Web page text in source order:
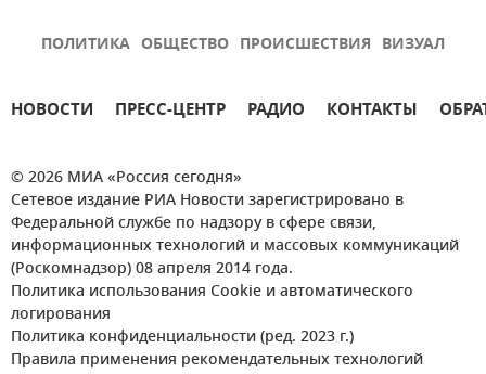
ПОЛИТИКА ОБЩЕСТВО ПРОИСШЕСТВИЯ ВИЗУАЛ
НОВОСТИ ПРЕСС-ЦЕНТР РАДИО КОНТАКТЫ
© 2026 МИА «Россия сегодня»
Сетевое издание РИА Новости зарегистрировано в
Федеральной службе по надзору в сфере связи,
информационных технологий и массовых коммуникаций
(Роскомнадзор) 08 апреля 2014 года.
Политика использования Cookie и автоматического
логирования
Политика конфиденциальности (ред. 2023 г.)
Правила применения рекомендательных технологий